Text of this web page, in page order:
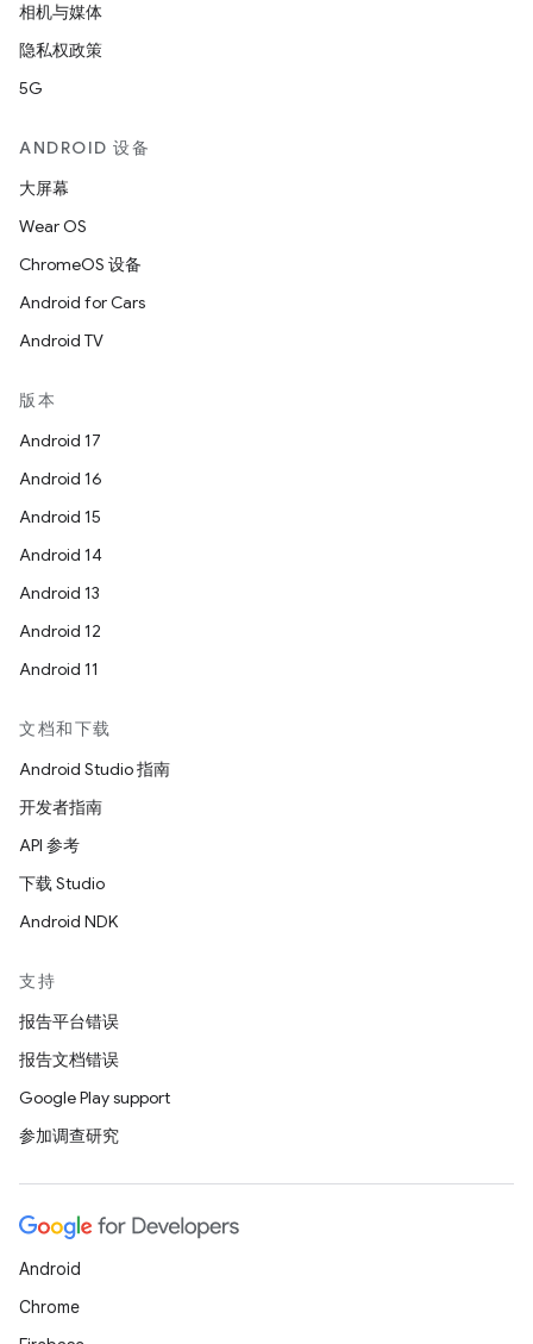
相机与媒体
隐私权政策
5G
ANDROID 设备
大屏幕
Wear OS
ChromeOS 设备
Android for Cars
Android TV
版本
Android 17
Android 16
Android 15
Android 14
Android 13
Android 12
Android 11
文档和下载
Android Studio 指南
开发者指南
API 参考
下载 Studio
Android NDK
支持
报告平台错误
报告文档错误
Google Play support
参加调查研究
Android
Chrome